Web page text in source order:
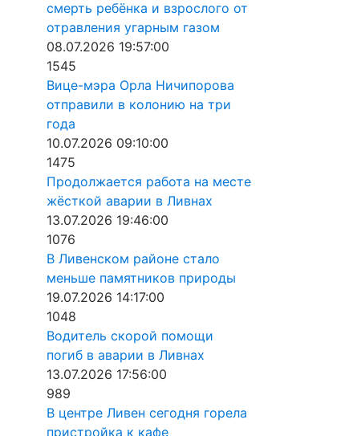
смерть ребёнка и взрослого от
отравления угарным газом
08.07.2026 19:57:00
1545
Вице-мэра Орла Ничипорова
отправили в колонию на три
года
10.07.2026 09:10:00
1475
Продолжается работа на месте
жёсткой аварии в Ливнах
13.07.2026 19:46:00
1076
В Ливенском районе стало
меньше памятников природы
19.07.2026 14:17:00
1048
Водитель скорой помощи
погиб в аварии в Ливнах
13.07.2026 17:56:00
989
В центре Ливен сегодня горела
пристройка к кафе